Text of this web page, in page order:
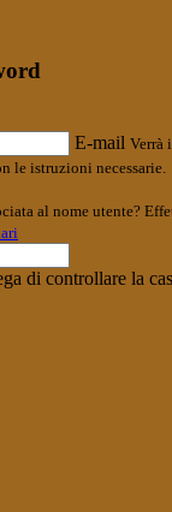
E-mail Verrà
le istruzioni necessarie.
al nome utente?
di controllare la